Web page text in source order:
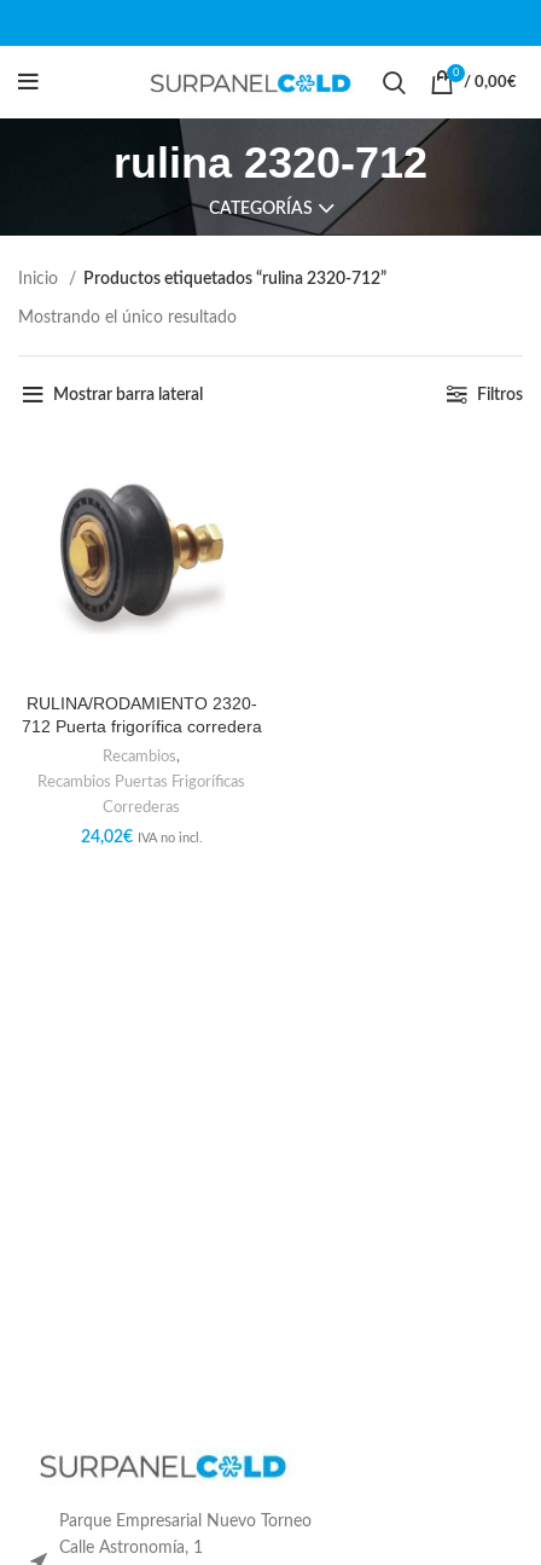
0
/ 0,00€
rulina 2320-712
CATEGORÍAS
Inicio Productos etiquetados “rulina 2320-712”
Mostrando el único resultado
Mostrar barra lateral Filtros
RULINA/RODAMIENTO 2320-
712 Puerta frigorífica corredera
Recambios,
Recambios Puertas Frigoríficas
Correderas
24,02€ IVA no incl.
Parque Empresarial Nuevo Torneo
Calle Astronomía, 1